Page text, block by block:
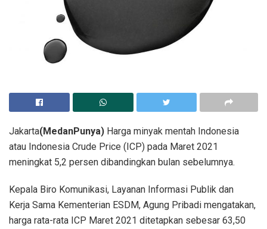
Jakarta(MedanPunya) Harga minyak mentah Indonesia
atau Indonesia Crude Price (ICP) pada Maret 2021
meningkat 5,2 persen dibandingkan bulan sebelumnya.
Kepala Biro Komunikasi, Layanan Informasi Publik dan
Kerja Sama Kementerian ESDM, Agung Pribadi mengatakan,
harga rata-rata ICP Maret 2021 ditetapkan sebesar 63,50